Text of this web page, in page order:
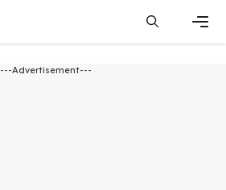
---Advertisement---